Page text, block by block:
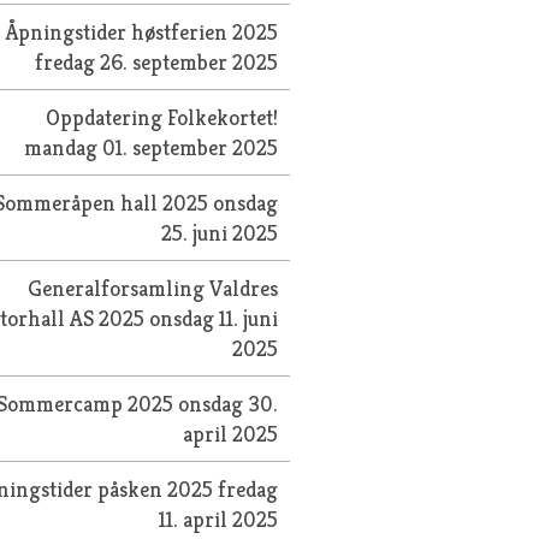
Åpningstider høstferien 2025
fredag 26. september 2025
Oppdatering Folkekortet!
mandag 01. september 2025
hall 2025 onsdag
25. juni 2025
Generalforsamling Valdres
AS 2025 onsdag 11. juni
2025
2025 onsdag 30.
april 2025
påsken 2025fredag
11. april 2025